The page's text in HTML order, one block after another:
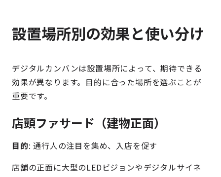
設置場所別の効果と使い分け
デジタルカンバンは設置場所によって、期待できる
効果が異なります。目的に合った場所を選ぶことが
重要です。
店頭ファサード（建物正面）
目的: 通行人の注目を集め、入店を促す
店舗の正面に大型のLEDビジョンやデジタルサイネ